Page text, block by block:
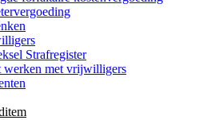
Strafregister
werken met vrijwilligers